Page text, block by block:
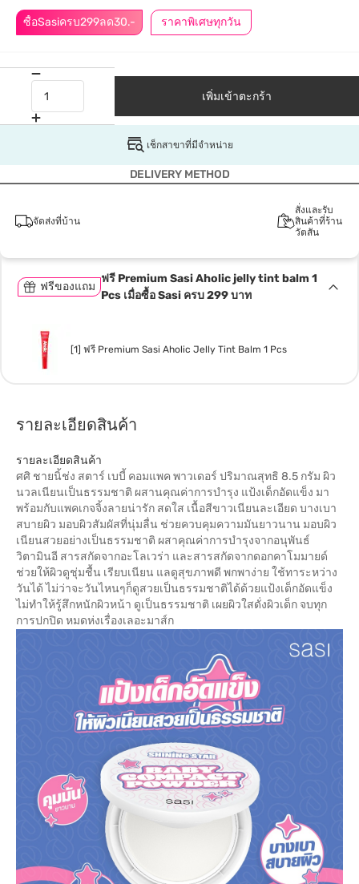
ซื้อSasiครบ299ลด30.- ราคาพิเศษทุกวัน
เพิ่มเข้าตะกร้า
เช็กสาขาที่มีจำหน่าย
DELIVERY METHOD
จัดส่งที่บ้าน
สั่งและรับ
สินค้าที่ร้าน
วัตสัน
ฟรีของแถม
ฟรี Premium Sasi Aholic jelly tint balm 1
Pcs เมื่อซื้อ Sasi ครบ 299 บาท
[1] ฟรี Premium Sasi Aholic Jelly Tint Balm 1 Pcs
รายละเอียดสินค้า
รายละเอียดสินค้า
ศศิ ชายนิ้ช่ง สตาร์ เบบี้ คอมแพค พาวเดอร์ ปริมาณสุทธิ 8.5 กรัม ผิว
นวลเนียนเป็นธรรมชาติ ผสานคุณค่าการบำรุง แป้งเด็กอัดแข็ง มา
พร้อมกับแพคเกจจิ้งลายน่ารัก สดใส เนื้อสีขาวเนียนละเอียด บางเบา
สบายผิว มอบผิวสัมผัสที่นุ่มลื่น ช่วยควบคุมความมันยาวนาน มอบผิว
เนียนสวยอย่างเป็นธรรมชาติ ผสาคุณค่าการบำรุงจากอนุพันธ์
วิตามินอี สารสกัดจากอะโลเวร่า และสารสกัดจากดอกคาโมมายด์
ช่วยให้ผิวดูชุ่มชื้น เรียบเนียน แลดูสุขภาพดี พกพาง่าย ใช้ทาระหว่าง
วันได้ ไม่ว่าจะวันไหนๆก็ดูสวยเป็นธรรมชาติได้ด้วยแป้งเด็กอัดแข็ง
ไม่ทำให้รู้สึกหนักผิวหน้า ดูเป็นธรรมชาติ เผยผิวใสดั่งผิวเด็ก จบทุก
การปกปิด หมดห่งเรื่องเลอะมาส์ก